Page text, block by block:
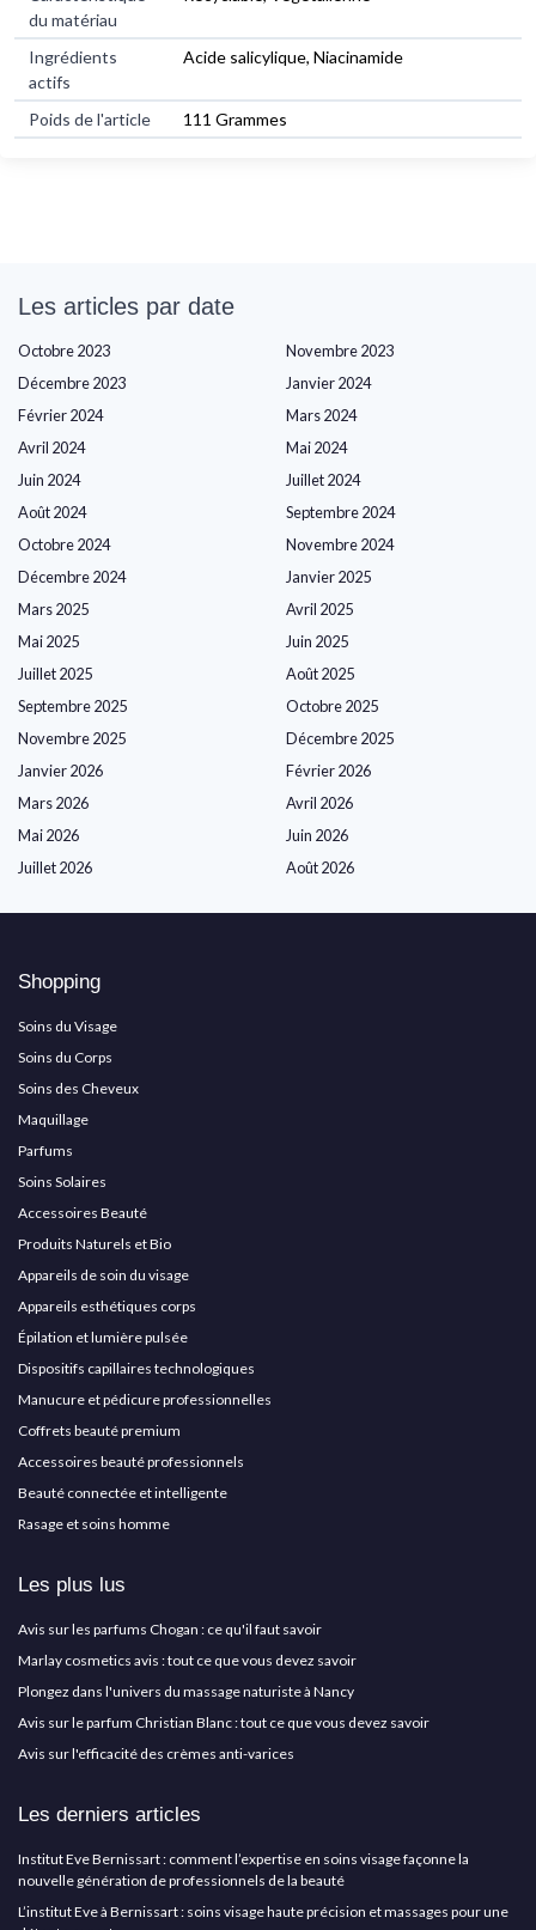
du matériau
Ingrédients
actifs
Acide salicylique, Niacinamide
Poids de l'article 111 Grammes
Les articles par date
Octobre 2023
Novembre 2023
Décembre 2023
Janvier 2024
Février 2024
Mars 2024
Avril 2024
Mai 2024
Juin 2024
Juillet 2024
Août 2024
Septembre 2024
Octobre 2024
Novembre 2024
Décembre 2024
Janvier 2025
Mars 2025
Avril 2025
Mai 2025
Juin 2025
Juillet 2025
Août 2025
Septembre 2025
Octobre 2025
Novembre 2025
Décembre 2025
Janvier 2026
Février 2026
Mars 2026
Avril 2026
Mai 2026
Juin 2026
Juillet 2026
Août 2026
Shopping
Soins du Visage
Soins du Corps
Soins des Cheveux
Maquillage
Parfums
Soins Solaires
Accessoires Beauté
Produits Naturels et Bio
Appareils de soin du visage
Appareils esthétiques corps
Épilation et lumière pulsée
Dispositifs capillaires technologiques
Manucure et pédicure professionnelles
Coffrets beauté premium
Accessoires beauté professionnels
Beauté connectée et intelligente
Rasage et soins homme
Les plus lus
Avis sur les parfums Chogan : ce qu'il faut savoir
Marlay cosmetics avis : tout ce que vous devez savoir
Plongez dans l'univers du massage naturiste à Nancy
Avis sur le parfum Christian Blanc : tout ce que vous devez savoir
Avis sur l'efficacité des crèmes anti-varices
Les derniers articles
Institut Eve Bernissart : comment l’expertise en soins visage façonne la
nouvelle génération de professionnels de la beauté
L’institut Eve à Bernissart : soins visage haute précision et massages pour une